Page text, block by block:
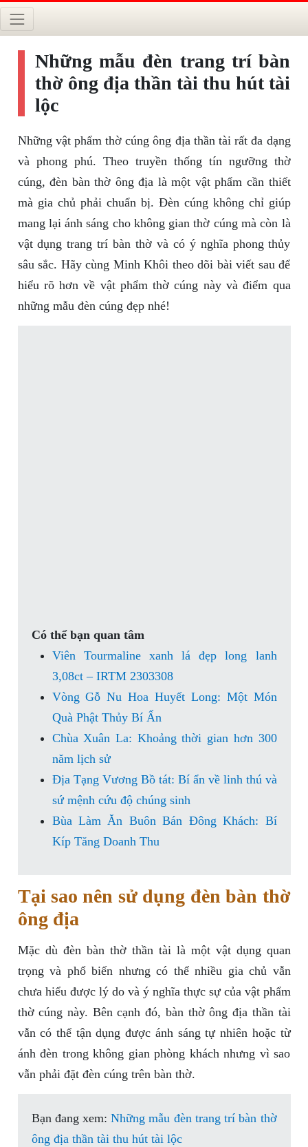
Những mẫu đèn trang trí bàn
thờ ông địa thần tài thu hút tài
lộc
Những vật phẩm thờ cúng ông địa thần tài rất đa dạng
và phong phú. Theo truyền thống tín ngưỡng thờ
cúng, đèn bàn thờ ông địa là một vật phẩm cần thiết
mà gia chủ phải chuẩn bị. Đèn cúng không chỉ giúp
mang lại ánh sáng cho không gian thờ cúng mà còn là
vật dụng trang trí bàn thờ và có ý nghĩa phong thủy
sâu sắc. Hãy cùng Minh Khôi theo dõi bài viết sau để
hiểu rõ hơn về vật phẩm thờ cúng này và điểm qua
những mẫu đèn cúng đẹp nhé!
Có thể bạn quan tâm
Viên Tourmaline xanh lá đẹp long lanh
3,08ct – IRTM 2303308
Vòng Gỗ Nu Hoa Huyết Long: Một Món
Quà Phật Thủy Bí Ẩn
Chùa Xuân La: Khoảng thời gian hơn 300
năm lịch sử
Địa Tạng Vương Bồ tát: Bí ẩn về linh thú và
sứ mệnh cứu độ chúng sinh
Bùa Làm Ăn Buôn Bán Đông Khách: Bí
Kíp Tăng Doanh Thu
Tại sao nên sử dụng đèn bàn thờ
ông địa
Mặc dù đèn bàn thờ thần tài là một vật dụng quan
trọng và phổ biến nhưng có thể nhiều gia chủ vẫn
chưa hiểu được lý do và ý nghĩa thực sự của vật phẩm
thờ cúng này. Bên cạnh đó, bàn thờ ông địa thần tài
vẫn có thể tận dụng được ánh sáng tự nhiên hoặc từ
ánh đèn trong không gian phòng khách nhưng vì sao
vẫn phải đặt đèn cúng trên bàn thờ.
Bạn đang xem:Những mẫu đèn trang trí bàn thờ
ông địa thần tài thu hút tài lộc